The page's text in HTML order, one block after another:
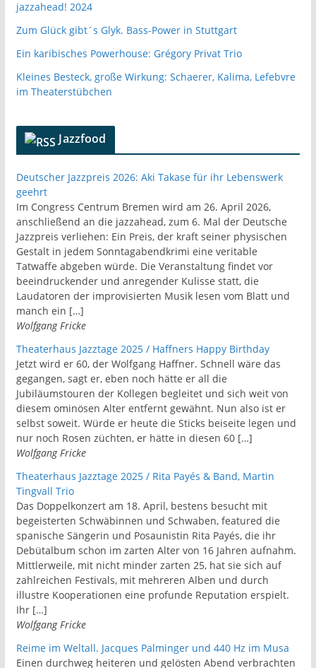
jazzahead! 2024
Zum Glück gibt´s Glyk. Bass-Power in Stuttgart
Ein karibisches Powerhouse: Grégory Privat Trio
Kleines Besteck, große Wirkung: Schaerer, Kalima, Lefebvre
im Theaterstübchen
Jazzfood
Deutscher Jazzpreis 2026: Aki Takase für ihr Lebenswerk
geehrt
Im Congress Centrum Bremen wird am 26. April 2026,
anschließend an die jazzahead, zum 6. Mal der Deutsche
Jazzpreis verliehen: Ein Preis, der kraft seiner physischen
Gestalt in jedem Sonntagabendkrimi eine veritable
Tatwaffe abgeben würde. Die Veranstaltung findet vor
beeindruckender und anregender Kulisse statt, die
Laudatoren der improvisierten Musik lesen vom Blatt und
manch ein […]
Wolfgang Fricke
Theaterhaus Jazztage 2025 / Haffners Happy Birthday
Jetzt wird er 60, der Wolfgang Haffner. Schnell wäre das
gegangen, sagt er, eben noch hätte er all die
Jubiläumstouren der Kollegen begleitet und sich weit von
diesem ominösen Alter entfernt gewähnt. Nun also ist er
selbst soweit. Würde er heute die Sticks beiseite legen und
nur noch Rosen züchten, er hätte in diesen 60 […]
Wolfgang Fricke
Theaterhaus Jazztage 2025 / Rita Payés & Band, Martin
Tingvall Trio
Das Doppelkonzert am 18. April, bestens besucht mit
begeisterten Schwäbinnen und Schwaben, featured die
spanische Sängerin und Posaunistin Rita Payés, die ihr
Debütalbum schon im zarten Alter von 16 Jahren aufnahm.
Mittlerweile, mit nicht minder zarten 25, hat sie sich auf
zahlreichen Festivals, mit mehreren Alben und durch
illustre Kooperationen eine profunde Reputation erspielt.
Ihr […]
Wolfgang Fricke
Reime im Weltall. Jacques Palminger und 440 Hz im Musa
Einen durchweg heiteren und gelösten Abend verbrachten